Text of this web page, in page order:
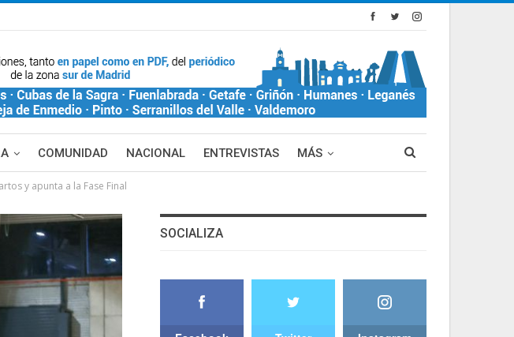
COMUNIDAD NACIONAL ENTREVISTAS MÁS
y apunta a la Fase Final
SOCIALIZA